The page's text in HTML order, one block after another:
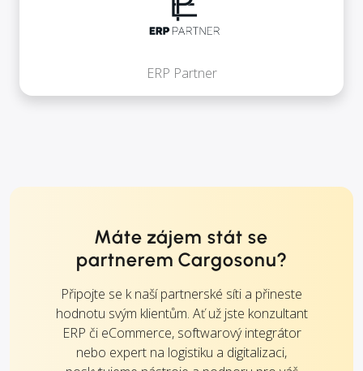
ERP Partner
Máte zájem stát se
partnerem Cargosonu?
Připojte se k naší partnerské síti a přineste
hodnotu svým klientům. Ať už jste konzultant
ERP či eCommerce, softwarový integrátor
nebo expert na logistiku a digitalizaci,